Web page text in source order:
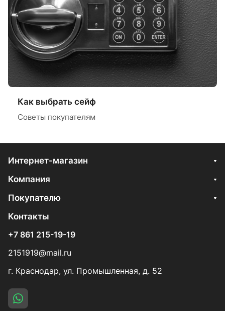
Как выбрать сейф
Советы покупателям
Интернет-магазин
Компания
Покупателю
Контакты
+7 861 215-19-19
2151919@mail.ru
г. Краснодар, ул. Промышленная, д. 52